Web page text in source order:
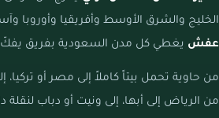
الخليج والشرق الأوسط وأفريقيا وأوروبا
عفش يغطي كل مدن السعودية بفريق
من حاوية تحمل بيتاً كاملاً إلى مصر أو تركيا،
من الرياض إلى أبها، إلى ونيت أو دباب